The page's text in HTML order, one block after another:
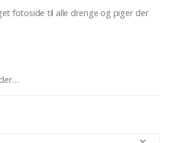
fotoside til alle drenge og piger der